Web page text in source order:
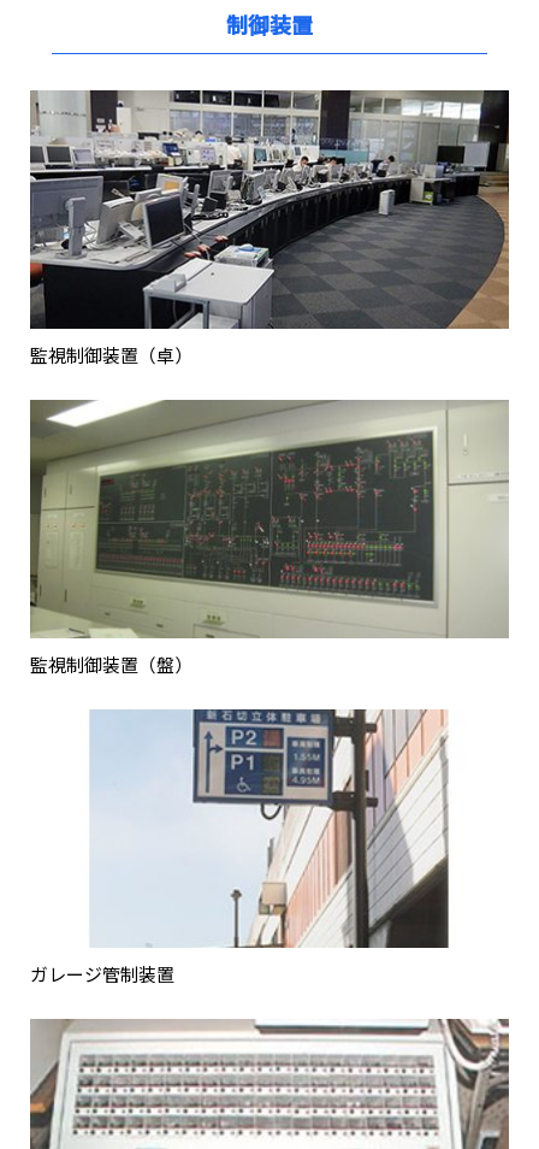
制御装置
監視制御装置（卓）
監視制御装置（盤）
ガレージ管制装置